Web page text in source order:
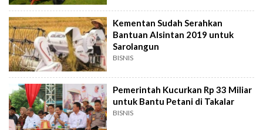
Kementan Sudah Serahkan
Bantuan Alsintan 2019 untuk
Sarolangun
BISNIS
Pemerintah Kucurkan Rp 33 Miliar
untuk Bantu Petani di Takalar
BISNIS